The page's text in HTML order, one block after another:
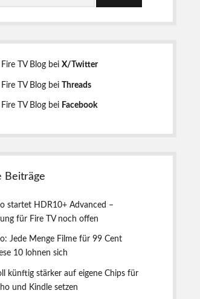
e
Fire TV Blog beiX/Twitter
Fire TV Blog beiThreads
TV Blog bei Facebook
Beiträge
startet HDR10+ Advanced –
für Fire TV noch offen
Jede Menge Filme für 99 Cent
10 lohnen sich
künftig stärker auf eigene Chips für
und Kindle setzen